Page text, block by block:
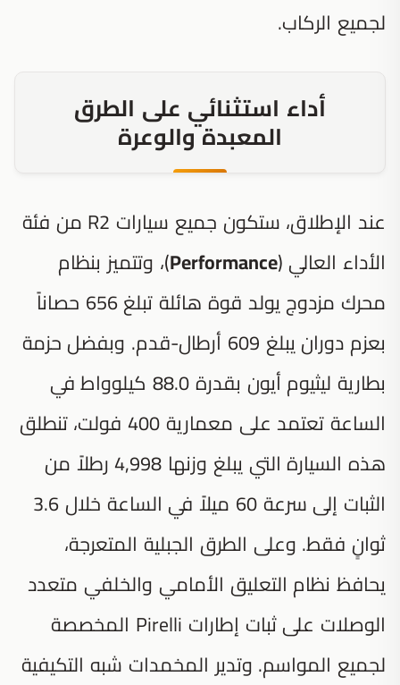
لجميع الركاب.
أداء استثنائي على الطرق
المعبدة والوعرة
عند الإطلاق، ستكون جميع سيارات R2 من فئة
الأداء العالي (Performance)، وتتميز بنظام
محرك مزدوج يولد قوة هائلة تبلغ 656 حصاناً
بعزم دوران يبلغ 609 أرطال-قدم. وبفضل حزمة
بطارية ليثيوم أيون بقدرة 88.0 كيلوواط في
الساعة تعتمد على معمارية 400 فولت، تنطلق
هذه السيارة التي يبلغ وزنها 4,998 رطلاً من
الثبات إلى سرعة 60 ميلاً في الساعة خلال 3.6
ثوانٍ فقط. وعلى الطرق الجبلية المتعرجة،
يحافظ نظام التعليق الأمامي والخلفي متعدد
الوصلات على ثبات إطارات Pirelli المخصصة
لجميع المواسم. وتدير المخمدات شبه التكيفية